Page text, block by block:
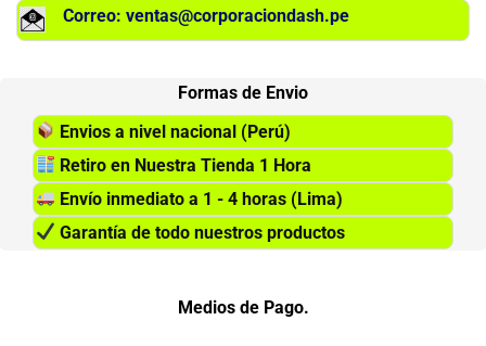
Correo: ventas@corporaciondash.pe
Formas de Envio
Envios a nivel nacional (Perú)
Retiro en Nuestra Tienda 1 Hora
Envío inmediato a 1 - 4 horas (Lima)
Garantía de todo nuestros productos
Medios de Pago.